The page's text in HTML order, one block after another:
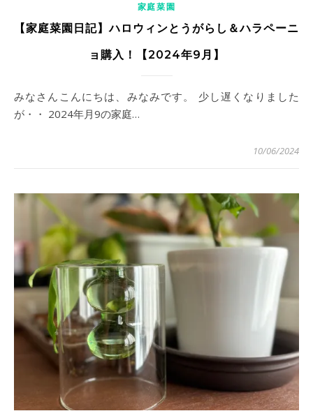
家庭菜園
【家庭菜園日記】ハロウィンとうがらし＆ハラペーニ
ョ購入！【2024年9月】
みなさんこんにちは、みなみです。 少し遅くなりました
が・・ 2024年月9の家庭…
10/06/2024